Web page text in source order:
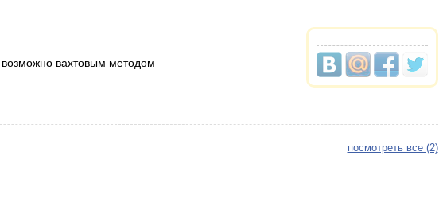
вахтовым методом
посмотреть все (2)